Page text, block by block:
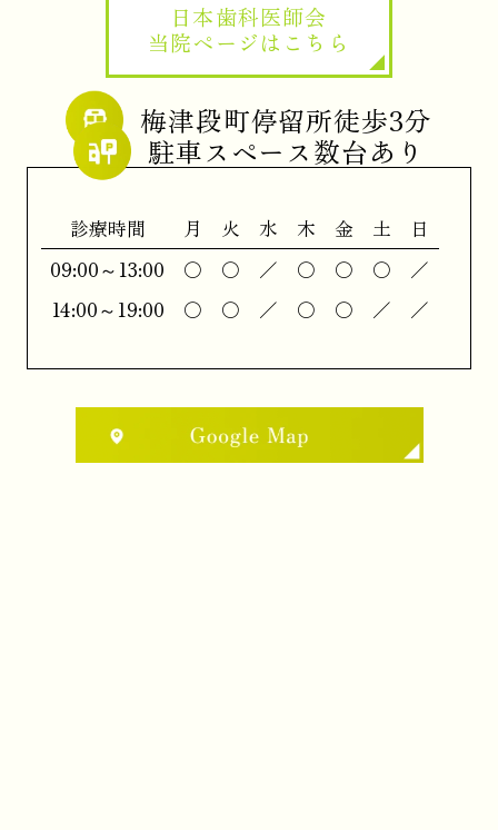
日本歯科医師会
当院ページはこちら
梅津段町停留所徒歩3分
駐車スペース数台あり
診療時間 月 火 水 木 金 土
日
09:00～13:00
〇 〇 ／ 〇 〇 〇
／
14:00～19:00
〇 〇 ／ 〇 〇 ／ ／